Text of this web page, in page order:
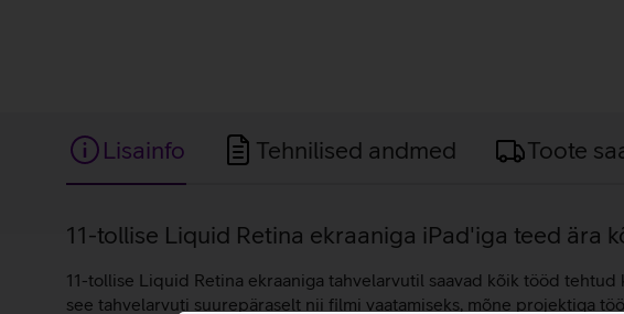
Lisainfo Tehnilised andmed Toote
Lisainfo
11-tollise Liquid Retina ekraaniga iPad'iga teed ära
11-tollise Liquid Retina ekraaniga tahvelarvutil saavad kõik tööd
see tahvelarvuti suurepäraselt nii filmi vaatamiseks, mõne projektiga